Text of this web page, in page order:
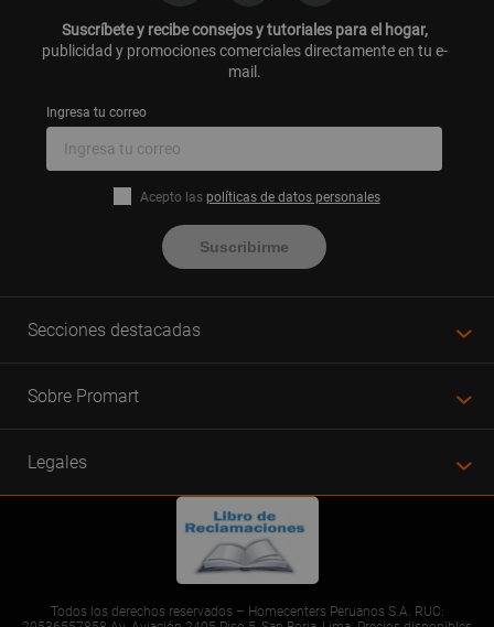
Productos recomendados
Thinner Acrílico 3 L
Diluyente Tráfico 3.5 L
Suscríbete y recibe consejos y tutoriales para el hogar,
publicidad y promociones comerciales directamente en tu e-
mail.
Ingresa tu correo
Acepto las políticas de datos personales
Suscribirme
Secciones destacadas
Sobre Promart
Legales
Todos los derechos reservados – Homecenters Peruanos S.A. RUC: